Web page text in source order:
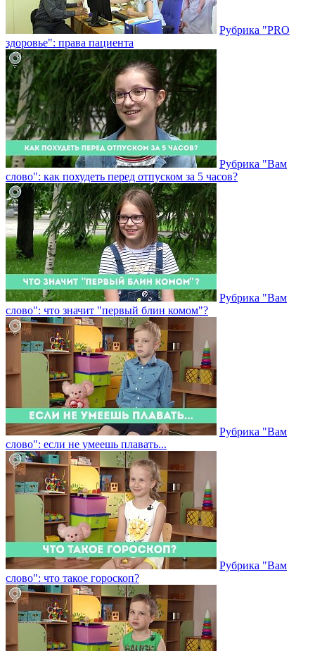
Рубрика "PRO
здоровье": права пациента
Рубрика "Вам
слово": как похудеть перед отпуском за 5 часов?
Рубрика "Вам
слово": что значит "первый блин комом"?
Рубрика "Вам
слово": если не умеешь плавать...
Рубрика "Вам
слово": что такое гороскоп?